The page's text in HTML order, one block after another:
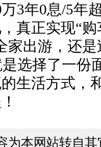
3年0息/5年
真正实现“
家出游，还
选择了一份
生活方式，
为本网站转自